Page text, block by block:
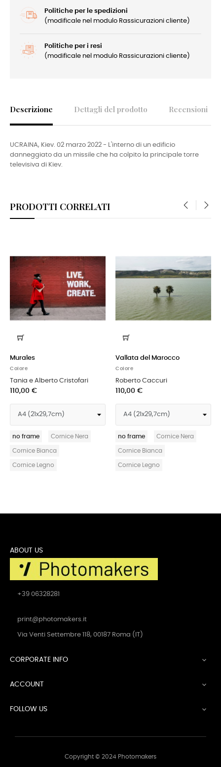
Politiche per le spedizioni
(modificale nel modulo Rassicurazioni cliente)
Politiche per i resi
(modificale nel modulo Rassicurazioni cliente)
Descrizione Dettagli del prodotto Recensioni
UCRAINA, Kiev. 02 marzo 2022 - L'interno di un edificio
danneggiato da un missile che ha colpito la principale torre
televisiva di Kiev.
PRODOTTI CORRELATI
Roberto Caccuri
no frame Cornice Nera
Cornice Bianca
Cornice Legno
Stiamo ancora
Matteo Trevisan
no frame Cornice
Cornice Bianca
Cornice Legno
ABOUT US
+39 06328281
print@photomakers.it
Via Venti Settembre 118, 00187 Roma (IT)
CORPORATE INFO 
ACCOUNT 
FOLLOW US 
Copyright © 2024 Photomakers